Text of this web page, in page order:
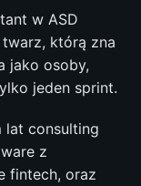
w ASD
którą zna
jako osoby,
jeden sprint.
lat consulting
z
fintech, oraz